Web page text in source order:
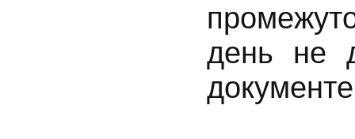
день не